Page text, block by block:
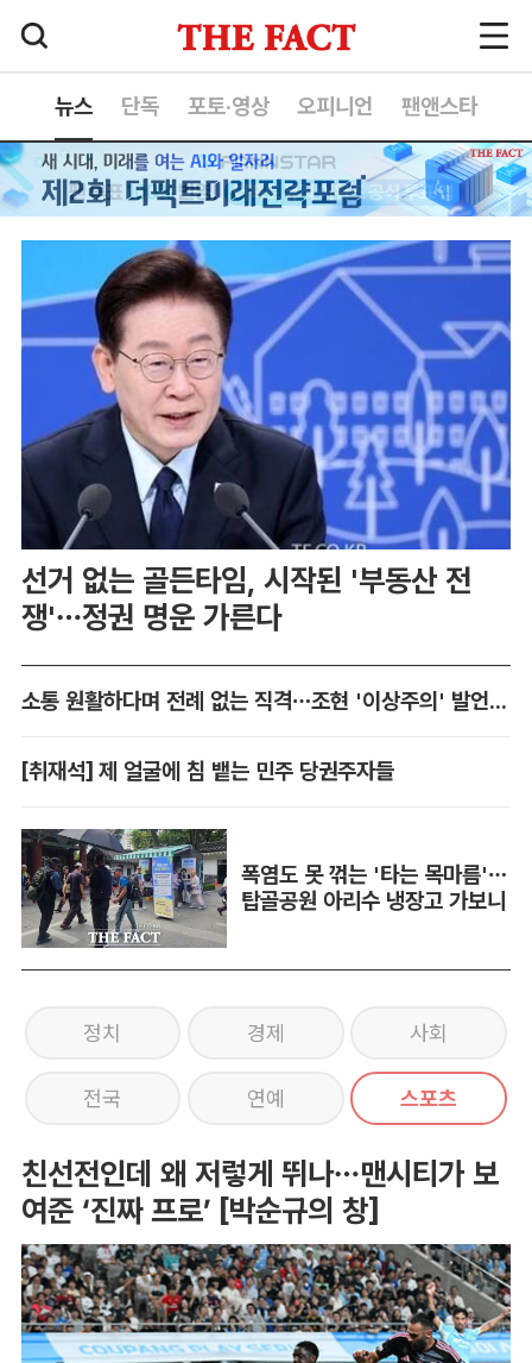
뉴스 단독 포토·영상 오피니언 팬앤스타
선거 없는 골든타임, 시작된 '부동산 전
쟁'…정권 명운 가른다
소통 원활하다며 전례 없는 직격…조현 '이상주의' 발언 논란
[취재석] 제 얼굴에 침 뱉는 민주 당권주자들
폭염도 못 꺾는 '타는 목마름'…
탑골공원 아리수 냉장고 가보니
정치 경제 사회
전국 연예 스포츠
친선전인데 왜 저렇게 뛰나…맨시티가 보
여준 ‘진짜 프로’ [박순규의 창]